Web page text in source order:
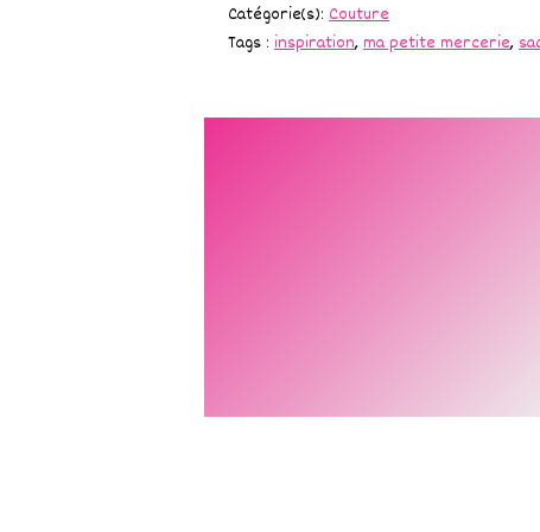
Catégorie(s): Couture
Tags : inspiration,ma petite mercerie,